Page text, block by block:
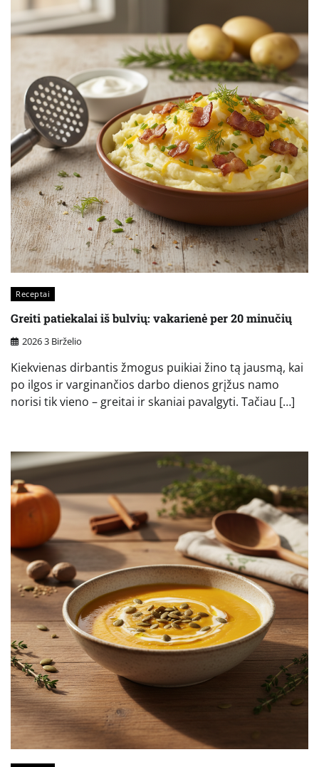
Receptai
Greiti patiekalai iš bulvių: vakarienė per 20 minučių
2026 3 Birželio
Kiekvienas dirbantis žmogus puikiai žino tą jausmą, kai
po ilgos ir varginančios darbo dienos grįžus namo
norisi tik vieno – greitai ir skaniai pavalgyti. Tačiau […]